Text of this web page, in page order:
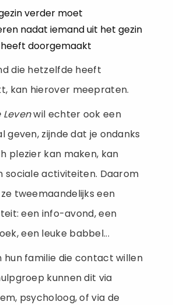
verder moet
nadat iemand uit het gezin
heeft doorgemaakt
die hetzelfde heeft
kan hierover meepraten.
Levenwil echter ook een
geven, zijnde dat je ondanks
plezier kan maken, kan
sociale activiteiten. Daarom
tweemaandelijks een
een info-avond, een
een leuke babbel...
hun familie die contact willen
kunnen dit via
psycholoog, of via de